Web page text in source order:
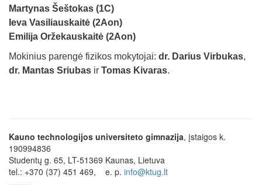
Martynas Šeštokas (1C)
Ieva Vasiliauskaitė (2Aon)
Emilija Oržekauskaitė (2Aon)
Mokinius parengė fizikos mokytojai: dr. Darius Virbukas,
dr. Mantas Sriubas ir Tomas Kivaras.
Kauno technologijos universiteto gimnazija, įstaigos k.
190994836
Studentų g. 65, LT-51369 Kaunas, Lietuva
tel.: +370 (37) 451 469, e. p. info@ktug.lt